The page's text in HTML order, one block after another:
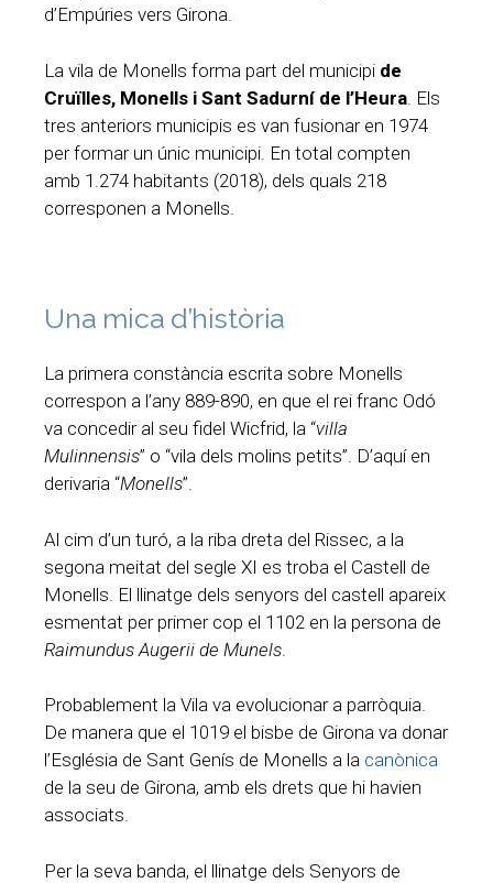
d’Empúries vers Girona.
La vila de Monells forma part del municipi de
Cruïlles, Monells i Sant Sadurní de l’Heura . Els
tres anteriors municipis es van fusionar en 1974
per formar un únic municipi. En total compten
amb 1.274 habitants (2018), dels quals 218
corresponen a Monells.
Una mica d’història
La primera constància escrita sobre Monells
correspon a l’any 889-890, en que el rei franc Odó
va concedir al seu fidel Wicfrid, la “villa
Mulinnensis” o “vila dels molins petits”. D’aquí en
derivaria “Monells”.
Al cim d’un turó, a la riba dreta del Rissec, a la
segona meitat del segle XI es troba el Castell de
Monells. El llinatge dels senyors del castell apareix
esmentat per primer cop el 1102 en la persona de
Raimundus Augerii de Munels
Probablement la Vila va evolucionar a parròquia.
De manera que el 1019 el bisbe de Girona va donar
l’Església de Sant Genís de Monells a la canònica
de la seu de Girona, amb els drets que hi havien
associats.
Per la seva banda, el llinatge dels Senyors de